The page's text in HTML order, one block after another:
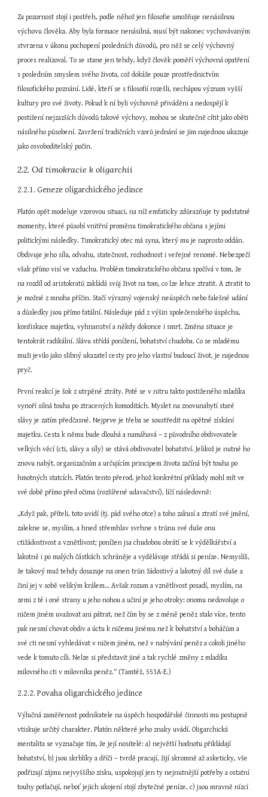
Za pozornost stojí i postřeh, podle něhož jen filosofie umožňuje nenásilnou
výchovu člověka. Aby byla formace nenásilná, musí být nakonec vychovávaným
stvrzena v úkonu pochopení posledních důvodů, pro něž se celý výchovný
proces realizoval. To se stane jen tehdy, když člověk poměří výchovná opatření
s posledním smyslem svého života, což dokáže pouze prostřednictvím
filosofického poznání. Lidé, kteří se s filosofií rozešli, nechápou význam vyšší
kultury pro své životy. Pokud k ní byli výchovně přiváděni a nedospějí k
postižení nejzazších důvodů takové výchovy, mohou se skutečně cítit jako oběti
násilného působení. Zavržení tradičních vzorů jednání se jim najednou ukazuje
jako osvoboditelský počin.
2.2. Od timokracie k oligarchii
2.2.1. Geneze oligarchického jedince
Platón opět modeluje vzorovou situaci, na níž emfaticky zdůrazňuje ty podstatné
momenty, které působí vnitřní proměnu timokratického občana s jejími
politickými následky. Timokratický otec má syna, který mu je naprosto oddán.
Obdivuje jeho sílu, odvahu, statečnost, rozhodnost i veřejné renomé. Nebezpečí
však přímo visí ve vzduchu. Problém timokratického občana spočívá v tom, že
na rozdíl od aristokratů zakládá svůj život na tom, co lze lehce ztratit. A ztratit to
je možné z mnoha příčin. Stačí výrazný vojenský neúspěch nebo falešné udání
a důsledky jsou přímo fatální. Následuje pád z výšin společenského úspěchu,
konfiskace majetku, vyhnanství a někdy dokonce i smrt. Změna situace je
tentokrát radikální. Slávu střídá ponížení, bohatství chudoba. Co se mladému
muži jevilo jako slibný ukazatel cesty pro jeho vlastní budoucí život, je najednou
pryč.
První reakcí je šok z utrpěné ztráty. Poté se v nitru takto postiženého mladíka
vynoří silná touha po ztracených komoditách. Myslet na znovunabytí staré
slávy je zatím předčasné. Nejprve je třeba se soustředit na opětné získání
majetku. Cesta k němu bude dlouhá a namáhavá – z původního obdivovatele
velkých věcí (cti, slávy a síly) se stává obdivovatel bohatství. Jelikož je nutné ho
znovu nabýt, organizačním a určujícím principem života začíná být touha po
hmotných statcích. Platón tento přerod, jehož konkrétní příklady mohl mít ve
své době přímo před očima (rozšířené udavačství), líčí následovně:
„Když pak, příteli, toto uvidí (tj. pád svého otce) a toho zakusí a ztratí své jmění,
zalekne se, myslím, a hned střemhlav svrhne s trůnu své duše onu
ctižádostivost a vznětlivost; ponížen jsa chudobou obrátí se k výdělkářství a
lakotně i po malých částkách schráněje a vydělávaje střádá si peníze. Nemyslíš,
že takový muž tehdy dosazuje na onen trůn žádostivý a lakotný díl své duše a
činí jej v sobě velikým králem… Avšak rozum a vznětlivost posadí, myslím, na
zemi z té i oné strany u jeho nohou a učiní je jeho otroky: onomu nedovoluje o
ničem jiném uvažovat ani pátrat, než čím by se z méně peněz stalo více, tento
pak nesmí chovat obdiv a úctu k ničemu jinému než k bohatství a boháčům a
své cti nesmí vyhledávat v ničem jiném, než v nabývání peněz a cokoli jiného
vede k tomuto cíli. Nelze si představit jiné a tak rychlé změny z mladíka
milovného cti v milovníka peněz.“ (Tamtéž, 553A-E.)
2.2.2. Povaha oligarchického jedince
Výlučná zaměřenost podnikatele na úspěch hospodářské činnosti mu postupně
vtiskuje určitý charakter. Platón některé jeho znaky uvádí. Oligarchická
mentalita se vyznačuje tím, že její nositelé: a) největší hodnotu přikládají
bohatství, b) jsou skrblíky a dříči – tvrdě pracují, žijí skromně až asketicky, vše
podřizují zájmu nejvyššího zisku, uspokojují jen ty nejnutnější potřeby a ostatní
touhy potlačují, neboť jejich ukojení stojí zbytečné peníze, c) jsou mravně nízcí